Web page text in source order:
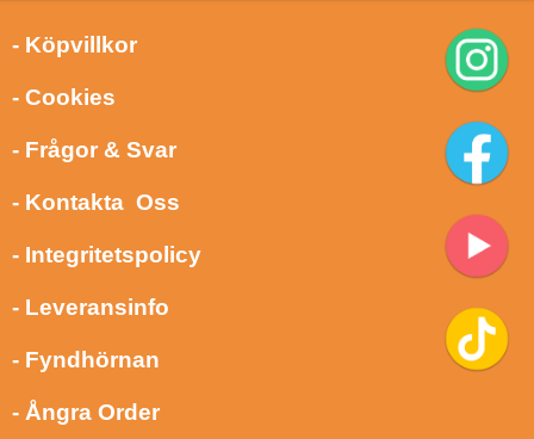
- Köpvillkor
- Cookies
- Frågor & Svar
- Kontakta Oss
- Integritetspolicy
- Leveransinfo
- Fyndhörnan
- Ångra Order